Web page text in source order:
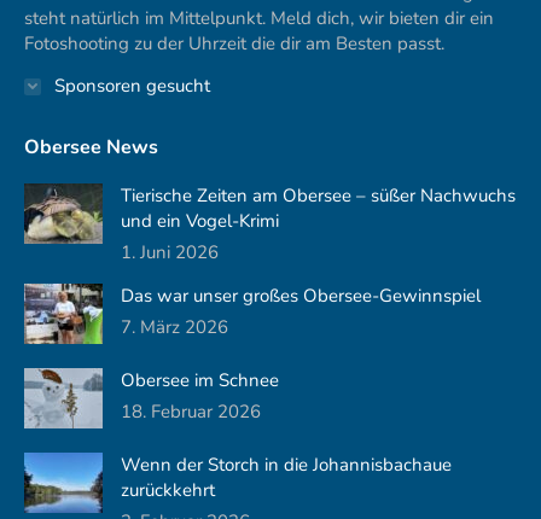
steht natürlich im Mittelpunkt. Meld dich, wir bieten dir ein
Fotoshooting zu der Uhrzeit die dir am Besten passt.
Sponsoren gesucht
Obersee News
Tierische Zeiten am Obersee – süßer Nachwuchs
und ein Vogel-Krimi
1. Juni 2026
Das war unser großes Obersee-Gewinnspiel
7. März 2026
Obersee im Schnee
18. Februar 2026
Wenn der Storch in die Johannisbachaue
zurückkehrt